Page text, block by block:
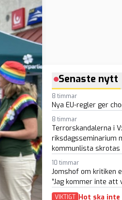
Senaste nytt
8 timmar
Nya EU-regler ger
8 timmar
Terrorskandalerna i
riksdagsseminarium
kommunlista skrotas
10 timmar
Jomshof om kritiken
”Jag kommer inte att
VIKTIGT Hot ska